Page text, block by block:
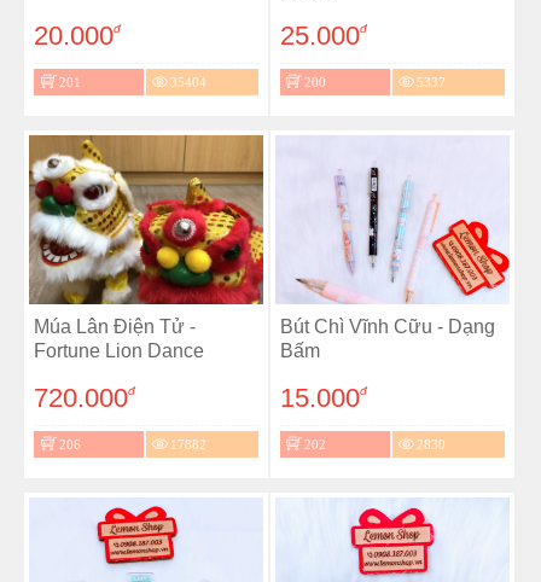
20.000đ
201 35404
25.000đ
200 5337
Múa Lân Điện Tử -
Fortune Lion Dance
720.000đ
206 17882
Bút Chì Vĩnh Cữu - Dạng
Bấm
15.000đ
202 2830